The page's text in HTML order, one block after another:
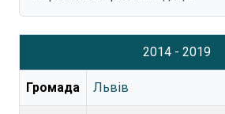
2014 - 2019
Громада Львів